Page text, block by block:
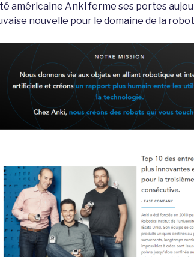
américaine Anki ferme ses portes
nouvelle pour le domaine de la